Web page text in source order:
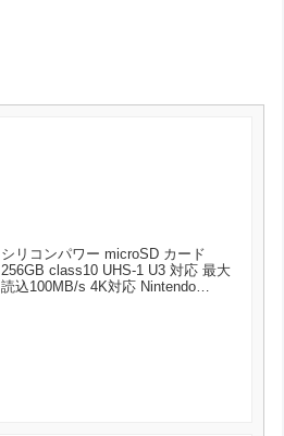
シリコンパワー microSD カード
256GB class10 UHS-1 U3 対応 最大
読込100MB/s 4K対応 Nintendo